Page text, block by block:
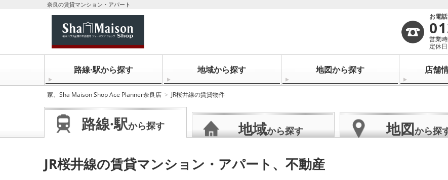
奈良の賃貸マンション・アパート
お電
営業
定休
路線·駅から探す 地域から探す 地図から探す 店舗
家、Sha Maison Shop Ace Planner奈良店 JR桜井線の賃貸物件
路線·駅から探す 地域から探す 地図から探
JR桜井線の賃貸マンション・アパート、不動産